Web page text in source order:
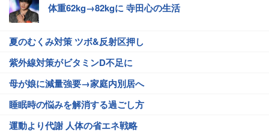
体重62kg→82kgに 寺田心の生活
夏のむくみ対策 ツボ&反射区押し
紫外線対策がビタミンD不足に
母が娘に減量強要→家庭内別居へ
睡眠時の悩みを解消する過ごし方
運動より代謝 人体の省エネ戦略